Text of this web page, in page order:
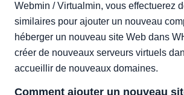
Webmin / Virtualmin, vous effectuerez
similaires pour ajouter un nouveau
héberger un nouveau site Web dans
créer de nouveaux serveurs virtuels
accueillir de nouveaux domaines.
Comment ajouter un nouveau